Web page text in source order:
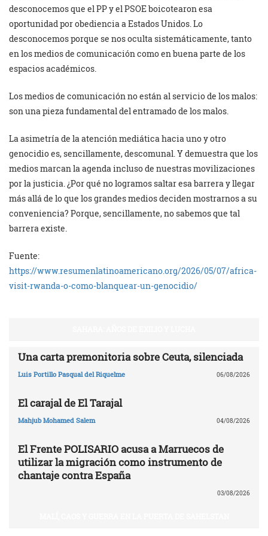
desconocemos que el PP y el PSOE boicotearon esa
oportunidad por obediencia a Estados Unidos. Lo
desconocemos porque se nos oculta sistemáticamente, tanto
en los medios de comunicación como en buena parte de los
espacios académicos.
Los medios de comunicación no están al servicio de los malos:
son una pieza fundamental del entramado de los malos.
La asimetría de la atención mediática hacia uno y otro
genocidio es, sencillamente, descomunal. Y demuestra que los
medios marcan la agenda incluso de nuestras movilizaciones
por la justicia. ¿Por qué no logramos saltar esa barrera y llegar
más allá de lo que los grandes medios deciden mostrarnos a su
conveniencia? Porque, sencillamente, no sabemos que tal
barrera existe.
Fuente:
https://www.resumenlatinoamericano.org/2026/05/07/africa-
visit-rwanda-o-como-blanquear-un-genocidio/
Una carta premonitoria sobre Ceuta, silenciada
Luis Portillo Pasqual del Riquelme 06/08/2026
El carajal de El Tarajal
Mahjub Mohamed Salem 04/08/2026
El Frente POLISARIO acusa a Marruecos de
utilizar la migración como instrumento de
chantaje contra España
03/08/2026